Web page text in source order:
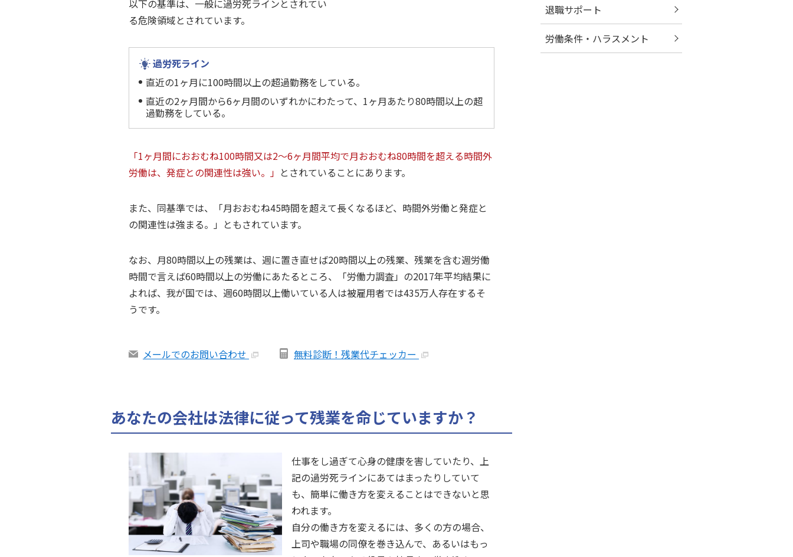
以下の基準は、一般に過労死ラインとされてい
る危険領域とされています。
過労死ライン
直近の1ヶ月に100時間以上の超過勤務をしている。
直近の2ヶ月間から6ヶ月間のいずれかにわたって、1ヶ月あたり80時間以上の超
過勤務をしている。
「1ヶ月間におおむね100時間又は2～6ヶ月間平均で月おおむね80時間を超える時間外
労働は、発症との関連性は強い。」 とされていることにあります。
また、同基準では、「月おおむね45時間を超えて長くなるほど、時間外労働と発症と
の関連性は強まる。」ともされています。
なお、月80時間以上の残業は、週に置き直せば20時間以上の残業、残業を含む週労働
時間で言えば60時間以上の労働にあたるところ、「労働力調査」の2017年平均結果に
よれば、我が国では、週60時間以上働いている人は被雇用者では435万人存在するそ
うです。
メールでのお問い合わせ 無料診断！残業代チェッカー
あなたの会社は法律に従って残業を命じていますか？
仕事をし過ぎて心身の健康を害していたり、上
記の過労死ラインにあてはまったりしていて
も、簡単に働き方を変えることはできないと思
われます。
自分の働き方を変えるには、多くの方の場合、
上司や職場の同僚を巻き込んで、あるいはもっ
退職サポート
労働条件・ハラスメント